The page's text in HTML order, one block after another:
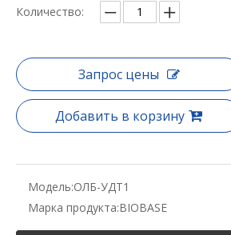
Количество:
Запрос цены
Добавить в корзину
Модель:ОЛБ-УДТ1
Марка продукта:BIOBASE